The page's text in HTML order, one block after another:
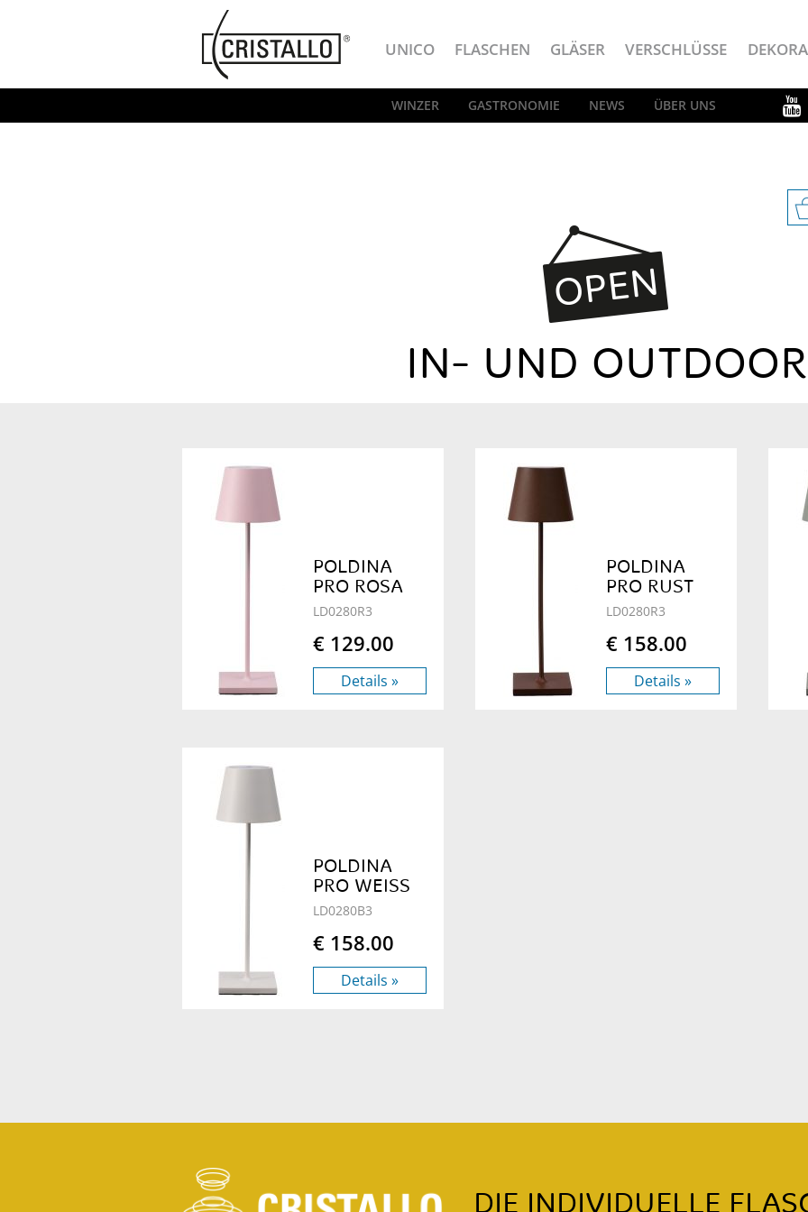
Cristallo
UNICO FLASCHEN GLÄSER VERSCHLÜSSE
WINZER GASTRONOMIE NEWS ÜBER UNS
IN- UND OUTDOOR
POLDINA
PRO ROSA
LD0280R3
€ 129.00
Details »
POLDINA
PRO RUST
LD0280R3
€ 158.00
Details »
POLDINA
PRO WEISS
LD0280B3
€ 158.00
Details »
DIE INDIVIDUELLE